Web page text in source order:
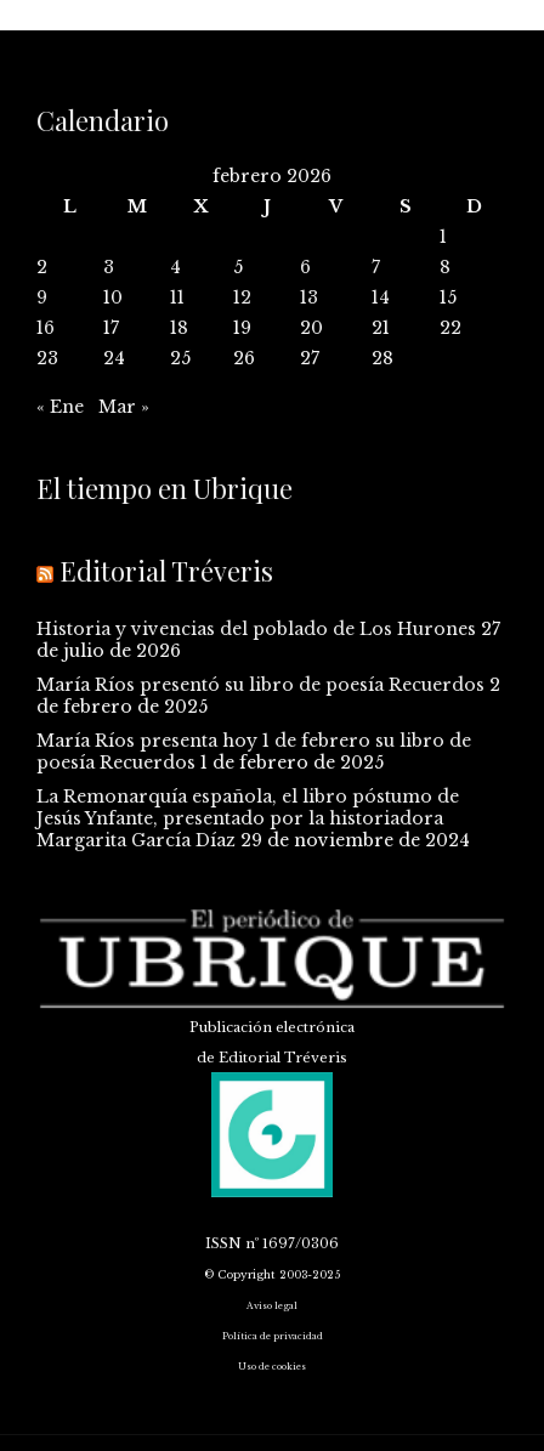
Calendario
febrero 2026
L
M X J V S
D
1
2
3 4 5 6 7
8
9
10 11 12 13 14
15
16
17 18 19 20 21
22
23
24 25 26 27 28
« Ene Mar »
El tiempo en Ubrique
Editorial Tréveris
Historia y vivencias del poblado de Los Hurones 27
de julio de 2026
María Ríos presentó su libro de poesía Recuerdos 2
de febrero de 2025
María Ríos presenta hoy 1 de febrero su libro de
poesía Recuerdos 1 de febrero de 2025
La Remonarquía española, el libro póstumo de
Jesús Ynfante, presentado por la historiadora
Margarita García Díaz 29 de noviembre de 2024
Publicación electrónica
de Editorial Tréveris
ISSN nº 1697/0306
© Copyright 2003-2025
Aviso legal
Política de privacidad
Uso de cookies